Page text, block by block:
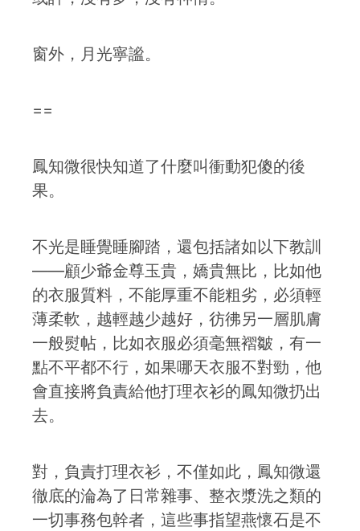
窗外，月光寧謐。
==
鳳知微很快知道了什麼叫衝動犯傻的後
果。
不光是睡覺睡腳踏，還包括諸如以下教訓
——顧少爺金尊玉貴，嬌貴無比，比如他
的衣服質料，不能厚重不能粗劣，必須輕
薄柔軟，越輕越少越好，彷彿另一層肌膚
一般熨帖，比如衣服必須毫無褶皺，有一
點不平都不行，如果哪天衣服不對勁，他
會直接將負責給他打理衣衫的鳳知微扔出
去。
對，負責打理衣衫，不僅如此，鳳知微還
徹底的淪為了日常雜事、整衣漿洗之類的
一切事務包幹者，這些事指望燕懷石是不